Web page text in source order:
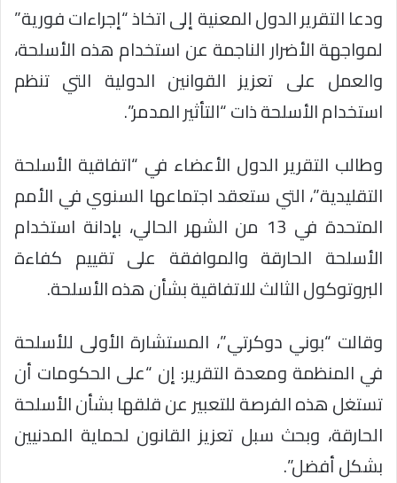
ودعا التقرير الدول المعنية إلى اتخاذ “إجراءات فورية”
لمواجهة الأضرار الناجمة عن استخدام هذه الأسلحة،
والعمل على تعزيز القوانين الدولية التي تنظم
استخدام الأسلحة ذات “التأثير المدمر”.
وطالب التقرير الدول الأعضاء في “اتفاقية الأسلحة
التقليدية”، التي ستعقد اجتماعها السنوي في الأمم
المتحدة في 13 من الشهر الحالي، بإدانة استخدام
الأسلحة الحارقة والموافقة على تقييم كفاءة
البروتوكول الثالث للاتفاقية بشأن هذه الأسلحة.
وقالت “بوني دوكرتي”، المستشارة الأولى للأسلحة
في المنظمة ومعدة التقرير: إن “على الحكومات أن
تستغل هذه الفرصة للتعبير عن قلقها بشأن الأسلحة
الحارقة، وبحث سبل تعزيز القانون لحماية المدنيين
بشكل أفضل”.